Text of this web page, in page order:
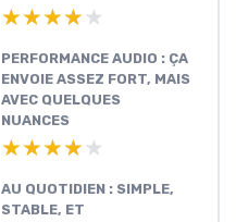
★★★★★
★★★★★
PERFORMANCE AUDIO : ÇA
ENVOIE ASSEZ FORT, MAIS
AVEC QUELQUES
NUANCES
★★★★★
★★★★★
AU QUOTIDIEN : SIMPLE,
STABLE, ET